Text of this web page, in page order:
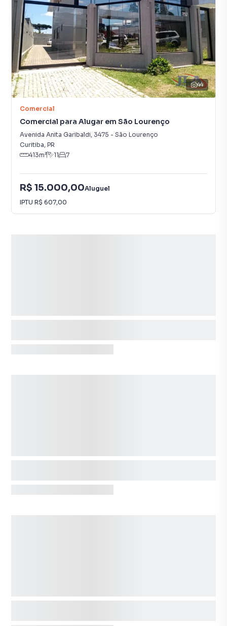
44
Comercial
Comercial para Alugar em São Lourenço
Avenida Anita Garibaldi, 3475 - São Lourenço
Curitiba, PR
413m² 11 7
R$ 15.000,00Aluguel
IPTU R$ 607,00